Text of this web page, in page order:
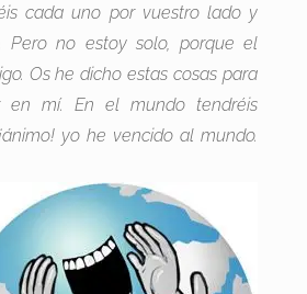
cada uno por vuestro lado y
Pero no estoy solo, porque el
Os he dicho estas cosas para
en mí. En el mundo tendréis
yo he vencido al mundo.